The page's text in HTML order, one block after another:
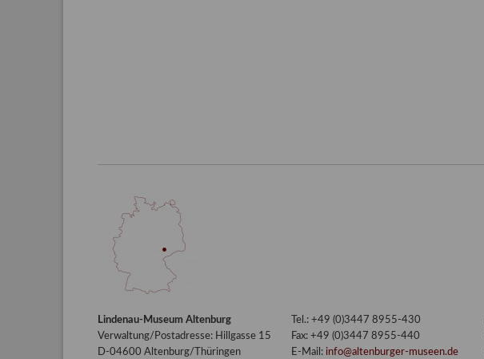
Lindenau-Museum Altenburg
Verwaltung/Postadresse: Hillgasse 15
D-04600 Altenburg/Thüringen
Tel.: +49 (0)3447 8955-430
Fax: +49 (0)3447 8955-440
E-Mail: info@altenburger-museen.de